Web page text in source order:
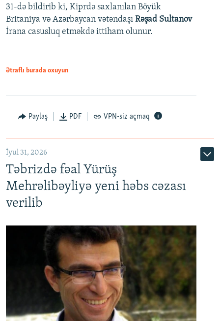
31-də bildirib ki, Kiprdə saxlanılan Böyük
Britaniya və Azərbaycan vətəndaşı Rəşad Sultanov
İrana casusluq etməkdə ittiham olunur.
Ətraflı burada oxuyun
Paylaş PDF VPN-siz açmaq
İyul 31, 2026
Təbrizdə fəal Yürüş
Mehrəlibəyliyə yeni həbs cəzası
verilib